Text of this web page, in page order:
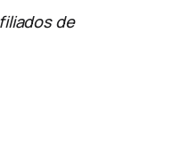
de